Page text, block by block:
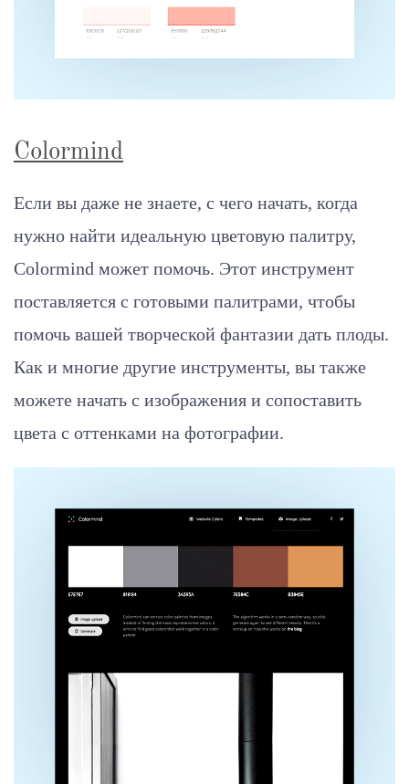
Colormind
Если вы даже не знаете, с чего начать, когда
нужно найти идеальную цветовую палитру,
Colormind может помочь. Этот инструмент
поставляется с готовыми палитрами, чтобы
помочь вашей творческой фантазии дать плоды.
Как и многие другие инструменты, вы также
можете начать с изображения и сопоставить
цвета с оттенками на фотографии.